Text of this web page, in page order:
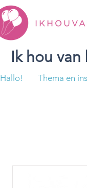
Ik hou
Hallo! Thema en